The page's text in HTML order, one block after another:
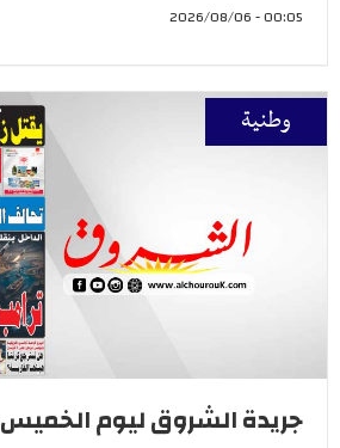
00:05 - 2026/08/06
وطنية
جريدة الشروق ليوم الخميس 6 أوت 2026